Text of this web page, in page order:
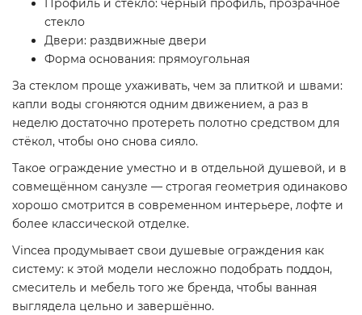
Профиль и стекло: чёрный профиль, прозрачное
стекло
Двери: раздвижные двери
Форма основания: прямоугольная
За стеклом проще ухаживать, чем за плиткой и швами:
капли воды сгоняются одним движением, а раз в
неделю достаточно протереть полотно средством для
стёкол, чтобы оно снова сияло.
Такое ограждение уместно и в отдельной душевой, и в
совмещённом санузле — строгая геометрия одинаково
хорошо смотрится в современном интерьере, лофте и
более классической отделке.
Vincea продумывает свои душевые ограждения как
систему: к этой модели несложно подобрать поддон,
смеситель и мебель того же бренда, чтобы ванная
выглядела цельно и завершённо.